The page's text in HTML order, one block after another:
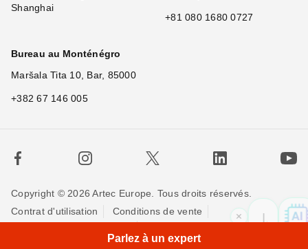
Hi! W
×
Shanghai
+81 080 1680 0727
Bureau au Monténégro
Maršala Tita 10, Bar, 85000
+382 67 146 005
Copyright © 2026 Artec Europe. Tous droits réservés.
Contrat d'utilisation
Conditions de vente
Parlez à un expert